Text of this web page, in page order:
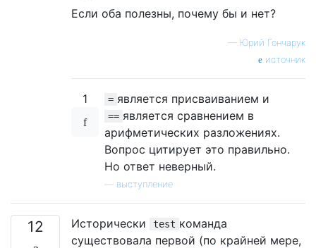
Если оба полезны, почему бы и нет?
— Юрий Гончарук
источник
1 = является присваиванием и
== является сравнением в
арифметических разложениях.
Вопрос цитирует это правильно.
Но ответ неверный.
выступление
12 Исторически test команда
существовала первой (по крайней мере,